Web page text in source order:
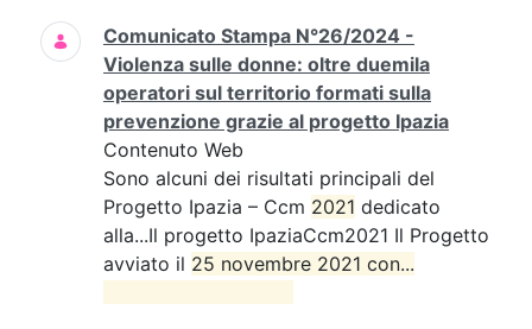
Comunicato Stampa N°26/2024 -
Violenza sulle donne: oltre duemila
operatori sul territorio formati sulla
prevenzione grazie al progetto Ipazia
Contenuto Web
Sono alcuni dei risultati principali del
Progetto Ipazia – Ccm 2021 dedicato
alla...Il progetto IpaziaCcm2021 Il Progetto
avviato il 25 novembre 2021 con...